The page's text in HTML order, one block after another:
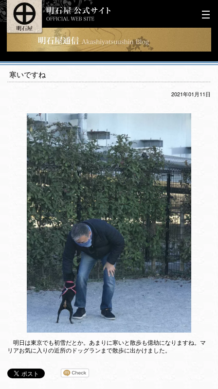
寒いですね
2021年01月11日
明日は東京でも初雪だとか。あまりに寒いと散歩も億劫になりますね。マ
リアお気に入りの近所のドッグランまで散歩に出かけました。